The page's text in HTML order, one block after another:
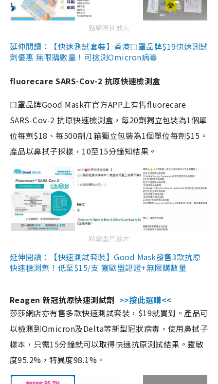
點擊圖片放大
延伸閱讀：【快速測試套裝】香港口罩品牌$19快速測試
劑優惠 無限購數量！可檢測Omicron病毒
fluorecare SARS-Cov-2 抗原快速檢測盒
口罩品牌Good Mask在官方APP上有售fluorecare
SARS-Cov-2 抗原快速檢測盒，每20劑獨立包裝為1個單
位每劑$18、每500劑/1箱獨立包裝為1個單位每劑$15。
產品以鼻拭子採樣，10至15分鐘知結果。
點擊圖片放大
延伸閱讀：【快速測試套裝】Good Mask發售3款抗原
快速檢測劑！低至$15/支 獲歐盟認證+無限購數量
Reagen 新冠抗原快速測試劑 >>按此選購<<
莎莎網店亦有售多款快速測試套裝，$19就買到。產品可
以檢測到Omicron及Delta等新型冠狀病毒，使用鼻拭子
樣本，只需15分鐘就可以取得快速抗原測試結果。靈敏
度95.2%，特異度98.1%。